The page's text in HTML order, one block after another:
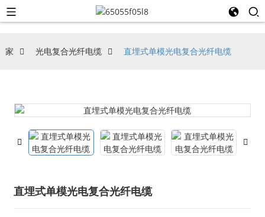
家 光电复合光纤电缆 直埋式单模光电复合光纤电缆
直埋式单模光电复合光纤电缆